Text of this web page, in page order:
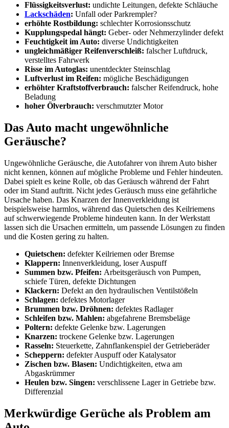
Flüssigkeitsverlust: undichte Leitungen, defekte Schläuche
Lackschäden: Unfall oder Parkrempler?
erhöhte Rostbildung: schlechter Korrosionsschutz
Kupplungspedal hängt: Geber- oder Nehmerzylinder defekt
Feuchtigkeit im Auto: diverse Undichtigkeiten
ungleichmäßiger Reifenverschleiß: falscher Luftdruck,
verstelltes Fahrwerk
Risse im Autoglas: unentdeckter Steinschlag
Luftverlust im Reifen: mögliche Beschädigungen
erhöhter Kraftstoffverbrauch: falscher Reifendruck, hohe
Beladung
hoher Ölverbrauch: verschmutzter Motor
Das Auto macht ungewöhnliche
Geräusche?
Ungewöhnliche Geräusche, die Autofahrer von ihrem Auto bisher
nicht kennen, können auf mögliche Probleme und Fehler hindeuten.
Dabei spielt es keine Rolle, ob das Geräusch während der Fahrt
oder im Stand auftritt. Nicht jedes Geräusch muss eine gefährliche
Ursache haben. Das Knarzen der Innenverkleidung ist
beispielsweise harmlos, während das Quietschen des Keilriemens
auf schwerwiegende Probleme hindeuten kann. In der Werkstatt
lassen sich die Ursachen ermitteln, um passende Lösungen zu finden
und die Kosten gering zu halten.
Quietschen: defekter Keilriemen oder Bremse
Klappern: Innenverkleidung, loser Auspuff
Summen bzw. Pfeifen: Arbeitsgeräusch von Pumpen,
schiefe Türen, defekte Dichtungen
Klackern: Defekt an den hydraulischen Ventilstößeln
Schlagen: defektes Motorlager
Brummen bzw. Dröhnen: defektes Radlager
Schleifen bzw. Mahlen: abgefahrene Bremsbeläge
Poltern: defekte Gelenke bzw. Lagerungen
Knarzen: trockene Gelenke bzw. Lagerungen
Rasseln: Steuerkette, Zahnflankenspiel der Getrieberäder
Scheppern: defekter Auspuff oder Katalysator
Zischen bzw. Blasen: Undichtigkeiten, etwa am
Abgaskrümmer
Heulen bzw. Singen: verschlissene Lager in Getriebe bzw.
Differenzial
Merkwürdige Gerüche als Problem am